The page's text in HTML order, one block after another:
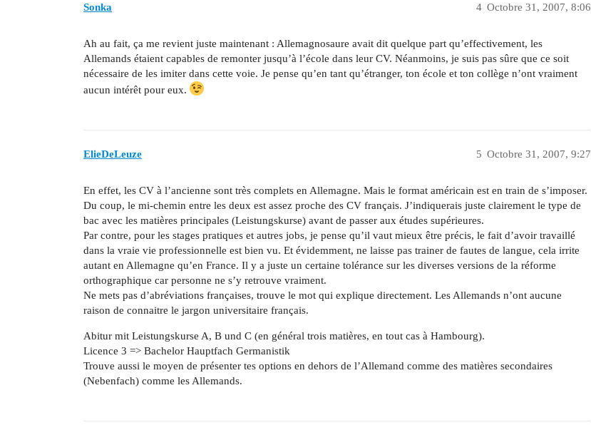
Sonka Octobre 31, 2007, 8:06
4
Ah au fait, ça me revient juste maintenant : Allemagnosaure avait dit quelque part qu’effectivement, les
Allemands étaient capables de remonter jusqu’à l’école dans leur CV. Néanmoins, je suis pas sûre que ce soit
nécessaire de les imiter dans cette voie. Je pense qu’en tant qu’étranger, ton école et ton collège n’ont vraiment
aucun intérêt pour eux.
ElieDeLeuze Octobre 31, 2007, 9:27
5
En effet, les CV à l’ancienne sont très complets en Allemagne. Mais le format américain est en train de s’imposer.
Du coup, le mi-chemin entre les deux est assez proche des CV français. J’indiquerais juste clairement le type de
bac avec les matières principales (Leistungskurse) avant de passer aux études supérieures.
Par contre, pour les stages pratiques et autres jobs, je pense qu’il vaut mieux être précis, le fait d’avoir travaillé
dans la vraie vie professionnelle est bien vu. Et évidemment, ne laisse pas trainer de fautes de langue, cela irrite
autant en Allemagne qu’en France. Il y a juste un certaine tolérance sur les diverses versions de la réforme
orthographique car personne ne s’y retrouve vraiment.
Ne mets pas d’abréviations françaises, trouve le mot qui explique directement. Les Allemands n’ont aucune
raison de connaitre le jargon universitaire français.
Abitur mit Leistungskurse A, B und C (en général trois matières, en tout cas à Hambourg).
Licence 3 => Bachelor Hauptfach Germanistik
Trouve aussi le moyen de présenter tes options en dehors de l’Allemand comme des matières secondaires
(Nebenfach) comme les Allemands.